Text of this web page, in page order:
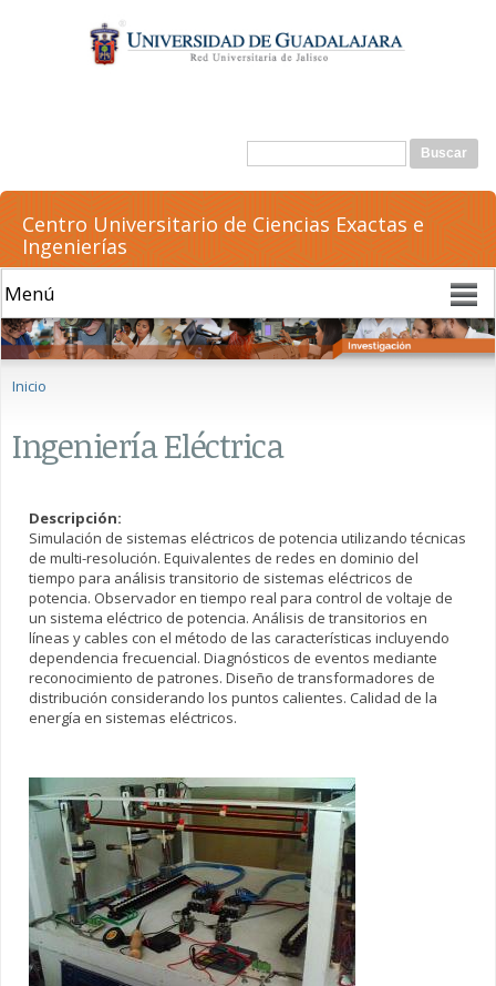
contenido
principal
Formulario de búsqueda
Buscar
Centro Universitario de Ciencias Exactas e
Ingenierías
Inicio
Ingeniería Eléctrica
Descripción:
Simulación de sistemas eléctricos de potencia utilizando técnicas
de multi-resolución. Equivalentes de redes en dominio del
tiempo para análisis transitorio de sistemas eléctricos de
potencia. Observador en tiempo real para control de voltaje de
un sistema eléctrico de potencia. Análisis de transitorios en
líneas y cables con el método de las características incluyendo
dependencia frecuencial. Diagnósticos de eventos mediante
reconocimiento de patrones. Diseño de transformadores de
distribución considerando los puntos calientes. Calidad de la
energía en sistemas eléctricos.